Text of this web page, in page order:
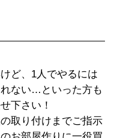
ど、1人でやるには
ない…といった方も
下さい！
取り付けまでご指示